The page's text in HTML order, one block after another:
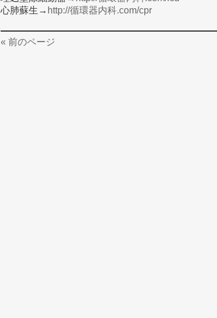
心肺蘇生→ http://循環器内科.com/cpr
« 前のページ